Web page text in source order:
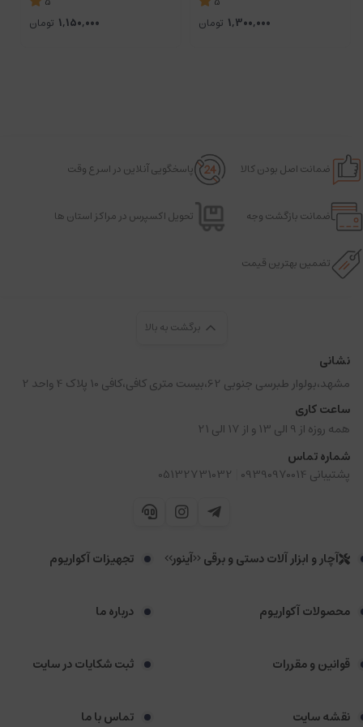
1,300,000 تومان
1,150,000 تومان
ضمانت اصل بودن کالا پاسخگویی آنلاین در اسرع وقت
ضمانت بازگشت وجه تحویل اکسپرس در مراکز استان ها
تضمین بهترین قیمت
برگشت به بالا
نشانی
مشهد،بولوار طبرسی جنوبی 62،بیست متری کافی،کافی 10 پلاک 4 واحد 2
ساعت کاری
همه روزه از 9 الی 13 و از 17 الی 21
شماره تماس
پشتیبانی 09390970014
05132731032
آچار و ابزار آلات دستی و برقی <<آینور>> تجهیزات آکواریوم
محصولات آکواریوم درباره ما
قوانین و مقررات ثبت شکایات در سایت
نقشه سایت تماس با ما